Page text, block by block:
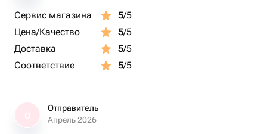
Сервис магазина 5/5
Цена/Качество
5/5
Доставка
5/5
Соответствие
5/5
Отправитель
Апрель 2026